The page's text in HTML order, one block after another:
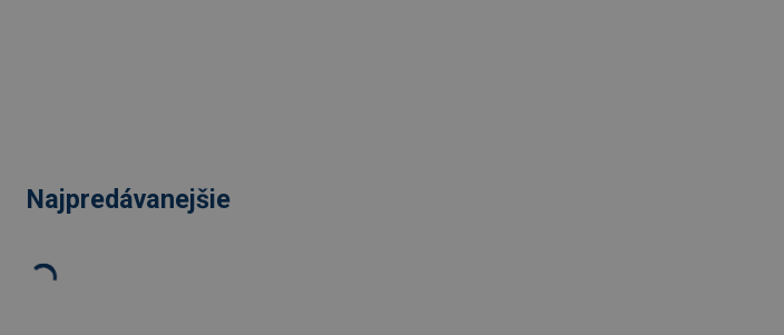
Najpredávanejšie